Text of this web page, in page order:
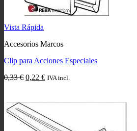
Vista Rápida
Accesorios Marcos
Clip para Acciones Especiales
0,33€ El
era:
0,33 €.
0,22 €El
es:
IVA incl.